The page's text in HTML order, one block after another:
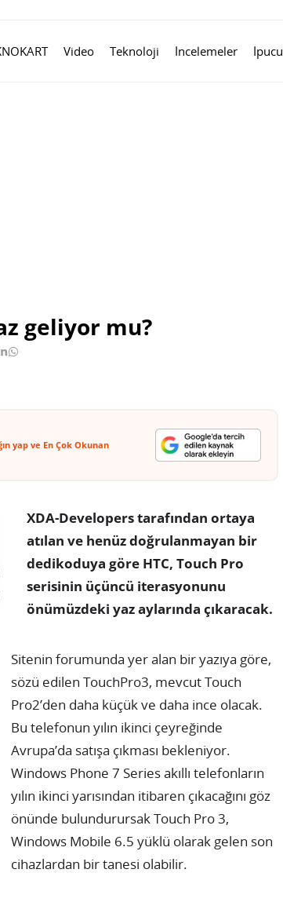
Video Teknoloji İncelemeler İpucu
geliyor mu?
yap ve En Çok Okunan
XDA-Developers tarafından ortaya
atılan ve henüz doğrulanmayan bir
dedikoduya göre HTC, Touch Pro
serisinin üçüncü iterasyonunu
önümüzdeki yaz aylarında çıkaracak.
Sitenin forumunda yer alan bir yazıya göre,
sözü edilen TouchPro3, mevcut Touch
Pro2’den daha küçük ve daha ince olacak.
Bu telefonun yılın ikinci çeyreğinde
Avrupa’da satışa çıkması bekleniyor.
Windows Phone 7 Series akıllı telefonların
yılın ikinci yarısından itibaren çıkacağını göz
önünde bulundurursak Touch Pro 3,
Windows Mobile 6.5 yüklü olarak gelen son
cihazlardan bir tanesi olabilir.